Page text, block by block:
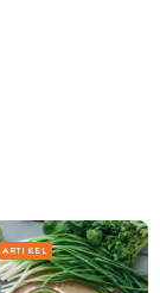
ARTIKEL